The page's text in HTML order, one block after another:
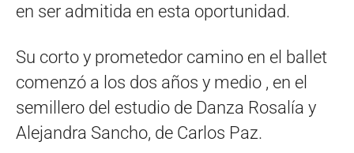
en ser admitida en esta oportunidad.
Su corto y prometedor camino en el ballet
comenzó a los dos años y medio , en el
semillero del estudio de Danza Rosalía y
Alejandra Sancho, de Carlos Paz.